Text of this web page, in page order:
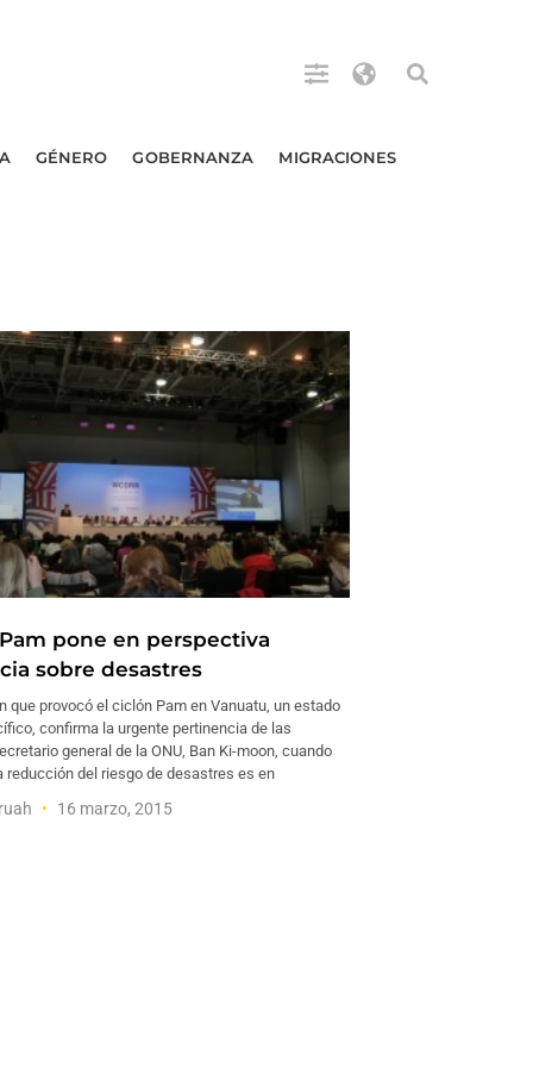
GÉNERO GOBERNANZA MIGRACIONES
pone en perspectiva
sobre desastres
que provocó el ciclón Pam en Vanuatu, un estado
confirma la urgente pertinencia de las
general de la ONU, Ban Ki-moon, cuando
reducción del riesgo de desastres es en
16 marzo, 2015